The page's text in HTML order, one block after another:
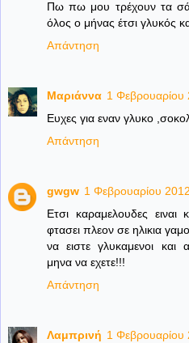
Πω πω μου τρέχουν τα
όλος ο μήνας έτσι γλυκός
Απάντηση
Μαριάννα 1 Φεβρουαρίου
Ευχες για εναν γλυκο
Απάντηση
gwgw 1 Φεβρουαρίου
Ετσι καραμελουδες
φτασει πλεον σε ηλικια
να ειστε γλυκαμενοι και
μηνα να εχετε!!!
Απάντηση
Λαμπρινή 1 Φεβρουαρίου